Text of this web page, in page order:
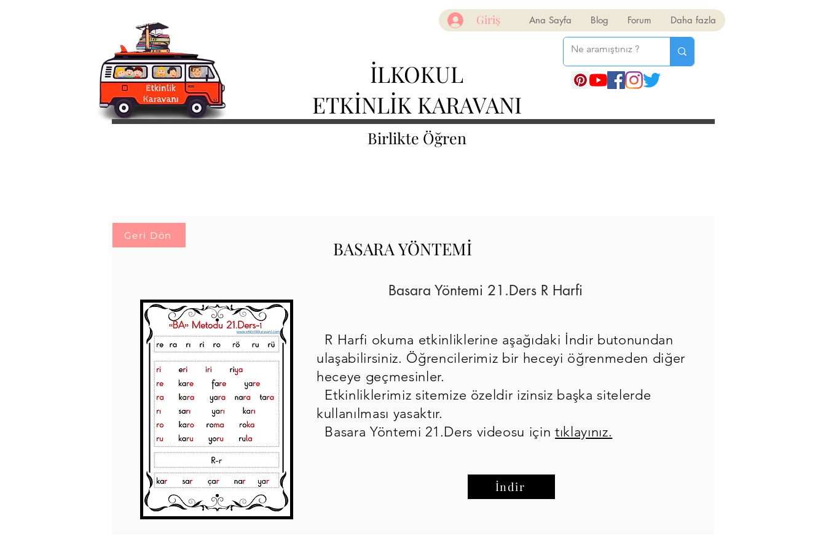
Ana Sayfa Blog Forum Daha fazla
Giriş
İLKOKUL
ETKİNLİK KARAVANI
Birlikte Öğren
Geri Dön
BASARA YÖNTEMİ
Basara Yöntemi 21.Ders R Harfi
R Harfi okuma etkinliklerine aşağıdaki İndir butonundan
ulaşabilirsiniz. Öğrencilerimiz bir heceyi öğrenmeden diğer
heceye geçmesinler.
Etkinliklerimiz sitemize özeldir izinsiz başka sitelerde
kullanılması yasaktır.
Basara Yöntemi 21.Ders videosu içintıklayınız.
İndir